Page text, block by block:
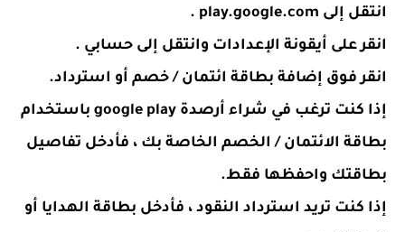
انتقل إلى play.google.com
.
انقر على أيقونة الإعدادات وانتقل إلى حسابي .
انقر فوق إضافة بطاقة ائتمان / خصم أو استرداد.
إذا كنت ترغب في شراء أرصدة google play باستخدام
بطاقة الائتمان / الخصم الخاصة بك ، فأدخل تفاصيل
بطاقتك واحفظها فقط.
إذا كنت تريد استرداد النقود ، فأدخل بطاقة الهدايا أو